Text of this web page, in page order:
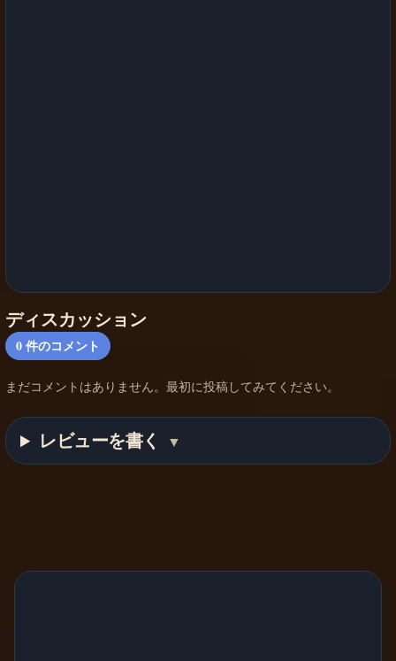
ディスカッション
0件のコメント
まだコメントはありません。最初に投稿してみてください。
レビューを書く ▼